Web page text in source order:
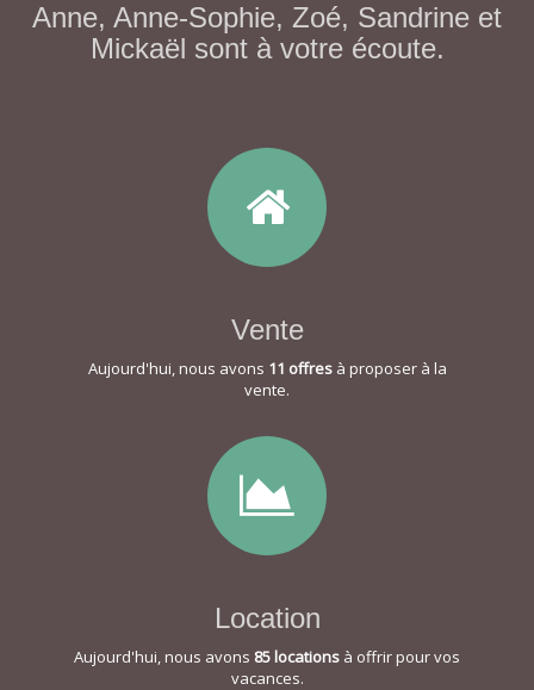
Anne, Anne-Sophie, Zoé, Sandrine et
Mickaël sont à votre écoute.
Vente
Aujourd'hui, nous avons 11 offresà proposer à la
vente.
Location
Aujourd'hui, nous avons 85 locations à offrir pour vos
vacances.